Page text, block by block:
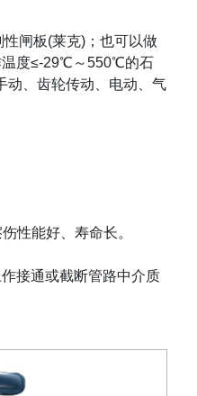
闸板(莱克) ；也可以做
度≤-29℃～550℃的石
动、齿轮传动、电动、气
性能好、寿命长。
接通或截断管路中介质